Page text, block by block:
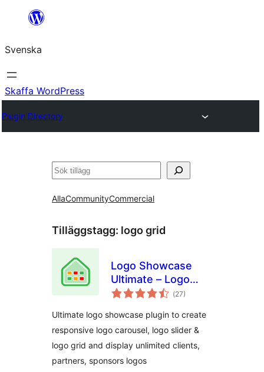
Hoppa
innehåll
Svenska
Skaffa WordPress
Plugin Directory
Sök
AllaCommunityCommercial
Tilläggstagg: logo grid
Logo Showcase
Ultimate – Logo
Carousel, Logo
(Totalt
antal
27)
Ultimate logo showcase plugin to create
responsive logo carousel, logo slider &
logo grid and display unlimited clients,
partners, sponsors logos